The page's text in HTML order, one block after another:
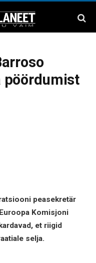
pöördumist
peasekretär
Komisjoni
et riigid
selja.